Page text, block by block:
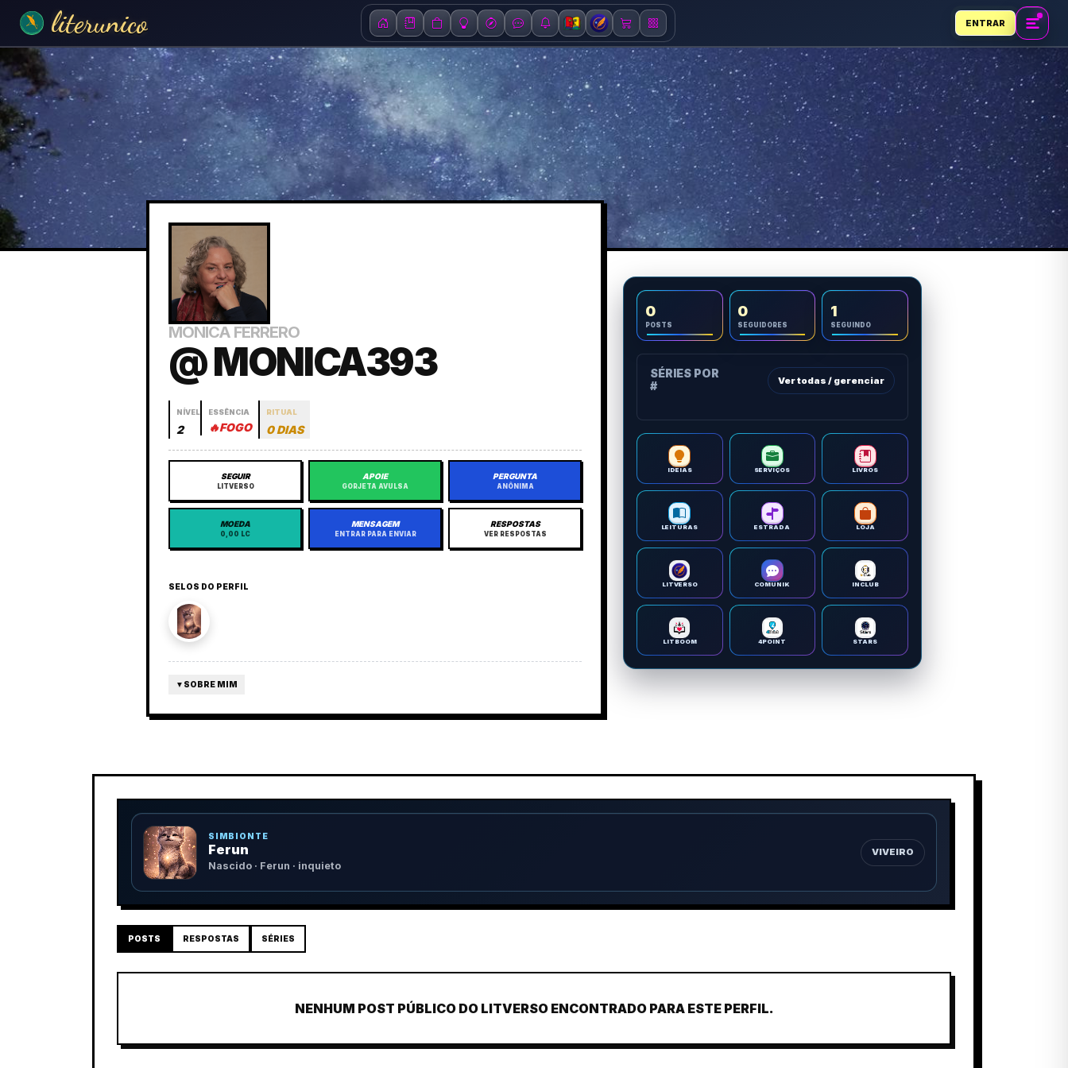
literunico ENTRAR
MONICA FERRERO
@ MONICA393
NÍVEL
2
ESSÊNCIA
🔥FOGO
RITUAL
0 DIAS
SEGUIR
LITVERSO
APOIE
GORJETA AVULSA
PERGUNTA
ANÔNIMA
MOEDA
0,00 LC
MENSAGEM
ENTRAR PARA ENVIAR
RESPOSTAS
VER RESPOSTAS
SELOS DO PERFIL
▼ SOBRE MIM
0
POSTS
0
SEGUIDORES
1
SEGUINDO
SÉRIES POR
#
Ver todas / gerenciar
IDEIAS SERVIÇOS LIVROS
LEITURAS ESTRADA LOJA
LITVERSO COMUNIK INCLUB
LITBOOM 4POINT STARS
SIMBIONTE
Ferun
Nascido · Ferun · inquieto
VIVEIRO
POSTS RESPOSTAS SÉRIES
NENHUM POST PÚBLICO DO LITVERSO ENCONTRADO PARA ESTE PERFIL.